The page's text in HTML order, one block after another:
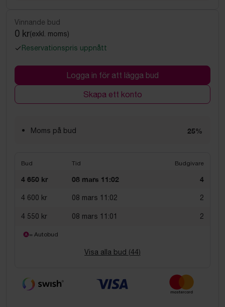
Vinnande bud
0 kr(exkl. moms)
Reservationspris uppnått
Logga in för att lägga bud
Skapa ett konto
Moms på bud 25%
Bud Tid Budgivare
4 650 kr 08 mars 11:02 4
4 600 kr 08 mars 11:02 2
4 550 kr 08 mars 11:01 2
= Autobud
Visa alla bud (44)